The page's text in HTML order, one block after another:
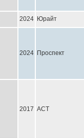
2024 Юрайт
2024 Проспект
2017 АСТ